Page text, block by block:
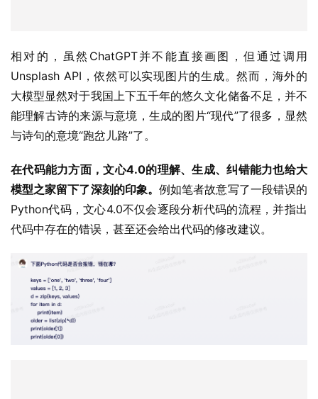
能理解古诗的来源与意境，生成的图片“现代”了很多，显然
与诗句的意境“跑岔儿路”了。
在代码能力方面，文心4.0的理解、生成、纠错能力也给大
模型之家留下了深刻的印象。
代码中存在的错误，甚至还会给出代码的修改建议。